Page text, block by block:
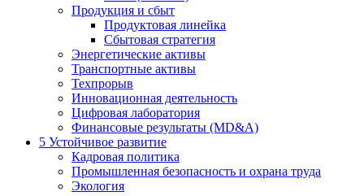
Продукция и сбыт
Продуктовая линейка
Сбытовая стратегия
Энергетические активы
Транспортные активы
Техпрорыв
Инновационная деятельность
Цифровая лаборатория
Финансовые результаты (MD&A)
5 Устойчивое развитие
Кадровая политика
Промышленная безопасность и охрана труда
Экология